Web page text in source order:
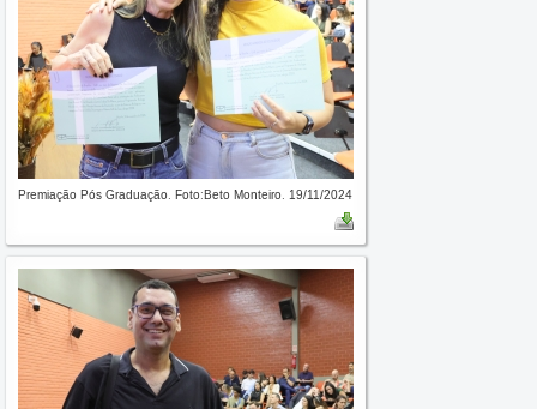
Premiação Pós Graduação. Foto:Beto Monteiro. 19/11/2024